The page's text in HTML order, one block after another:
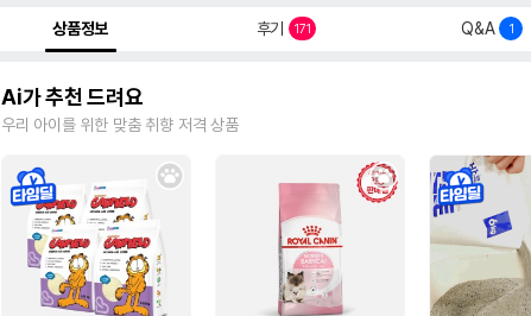
상품정보 후기 171 Q&A 1
Ai가 추천 드려요
우리 아이를 위한 맞춤 취향 저격 상품